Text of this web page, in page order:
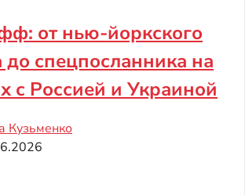
от нью-йоркского
спецпосланника на
с Россией и Украиной
Кузьменко